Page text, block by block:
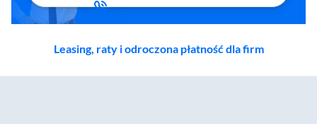
Leasing, raty i odroczona płatność dla firm